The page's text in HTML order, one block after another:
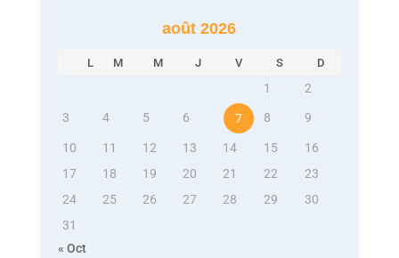
août 2026
L M M J V S D
1 2
3 4 5 6 7 8 9
10 11 12 13 14 15
16
17
18 19 20 21 22
23
24
25 26 27 28 29
30
31
« Oct